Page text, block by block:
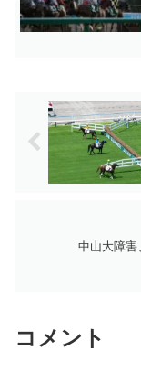
中山大障
コメント